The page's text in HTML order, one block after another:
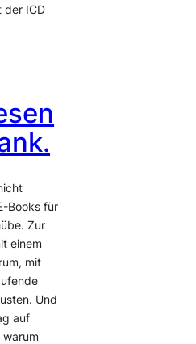
der ICD
Books für
Zur
einem
mit
Und
auf